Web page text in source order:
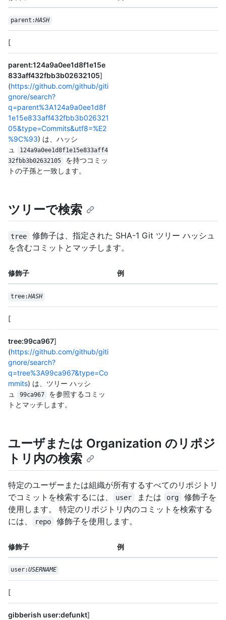
parent:HASH
[
parent:124a9a0ee1d8f1e15e
833aff432fbb3b02632105]
(https://github.com/github/giti
gnore/search?
q=parent%3A124a9a0ee1d8f
1e15e833aff432fbb3b026321
05&type=Commits&utf8=%E2
%9C%93) は、ハッシ
ュ
124a9a0ee1d8f1e15e833aff4
32fbb3b02632105
を持つコミッ
トの子孫と一致します。
ツリーで検索
tree
修飾子は、指定された SHA-1 Git ツリー ハッシュ
を含むコミットとマッチします。
修飾子 例
tree:HASH
[
tree:99ca967]
(https://github.com/github/giti
gnore/search?
q=tree%3A99ca967&type=Co
mmits) は、ツリー ハッシ
ュ
99ca967
を参照するコミッ
トとマッチします。
ユーザまたは Organization のリポジ
トリ内の検索
特定のユーザーまたは組織が所有するすべてのリポジトリ
でコミットを検索するには、
user または org
修飾子を
使用します。 特定のリポジトリ内のコミットを検索する
には、
repo 修飾子を使用します。
修飾子 例
user:USERNAME
[
gibberish user:defunkt]